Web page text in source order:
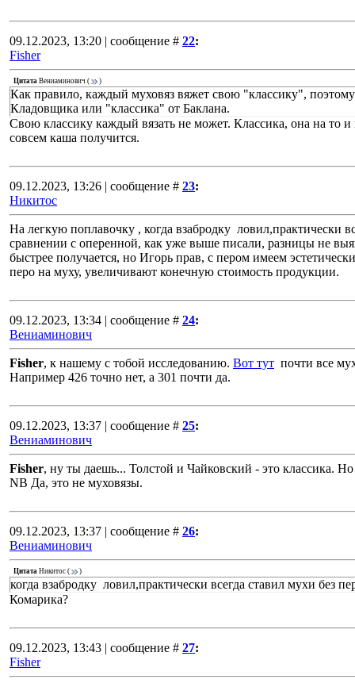
09.12.2023, 13:20 | сообщение # 22:
Fisher
Цитата Вениаминович ( )
Как правило, каждый муховяз вяжет свою "классику",
Кладовщика или "классика" от Баклана.
Свою классику каждый вязать не может. Классика, она на то
совсем каша получится.
09.12.2023, 13:26 | сообщение # 23:
Никитос
На легкую поплавочку , когда взабродку ловил,практически
сравнении с оперенной, как уже выше писали, разницы не
быстрее получается, но Игорь прав, с пером имеем
перо на муху, увеличивают конечную стоимость продукции.
09.12.2023, 13:34 | сообщение # 24:
Вениаминович
Fisher, к нашему с тобой исследованию. Вот тут почти все
Например 426 точно нет, а 301 почти да.
09.12.2023, 13:37 | сообщение # 25:
Вениаминович
Fisher, ну ты даешь... Толстой и Чайковский - это классика.
NB Да, это не муховязы.
09.12.2023, 13:37 | сообщение # 26:
Вениаминович
Цитата Никитос ( )
когда взабродку ловил,практически всегда ставил мухи без
Комарика?
09.12.2023, 13:43 | сообщение # 27:
Fisher